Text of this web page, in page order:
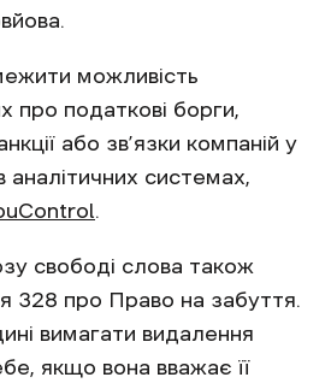
можливість
про податкові борги,
або зв’язки компаній у
аналітичних системах,
.
свободі слова також
328 про Право на забуття.
вимагати видалення
якщо вона вважає її